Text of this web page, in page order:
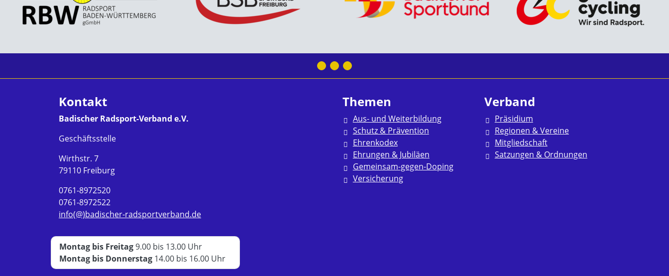
Kontakt
Badischer Radsport-Verband e.V.
Geschäftsstelle
Wirthstr. 7
79110 Freiburg
0761-8972520
0761-8972522
info(@)badischer-radsportverband.de
Montag bis Freitag9.00 bis 13.00 Uhr
Montag bis Donnerstag 14.00 bis 16.00 Uhr
Themen
Aus- und Weiterbildung
Schutz & Prävention
Ehrenkodex
Ehrungen & Jubiläen
Gemeinsam-gegen-Doping
Versicherung
Verband
Präsidium
Regionen & Vereine
Mitgliedschaft
Satzungen & Ordnungen